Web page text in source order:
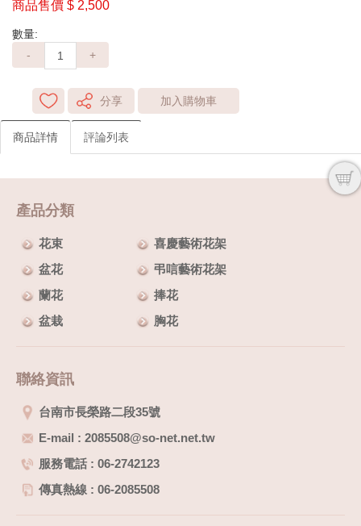
商品售價 $ 2,500
數量:
-
+
分享 加入購物車
商品詳情 評論列表
產品分類
花束
盆花
蘭花
盆栽
喜慶藝術花架
弔唁藝術花架
捧花
胸花
聯絡資訊
台南市長榮路二段35號
E-mail : 2085508@so-net.net.tw
服務電話 : 06-2742123
傳真熱線 : 06-2085508